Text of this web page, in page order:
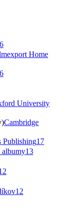
Home
University
Cambridge
Publishing17
albumy13
12